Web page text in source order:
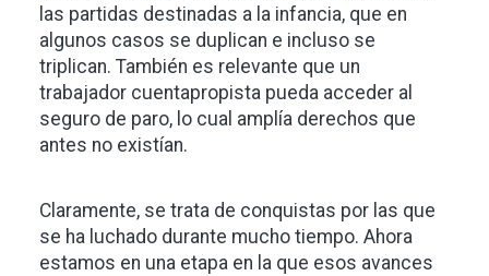
las partidas destinadas a la infancia, que en
algunos casos se duplican e incluso se
triplican. También es relevante que un
trabajador cuentapropista pueda acceder al
seguro de paro, lo cual amplía derechos que
antes no existían.
Claramente, se trata de conquistas por las que
se ha luchado durante mucho tiempo. Ahora
estamos en una etapa en la que esos avances